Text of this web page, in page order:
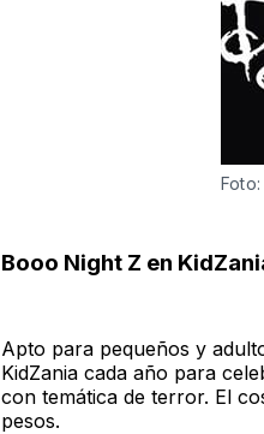
Booo Night Z en
Apto para pequeños y
KidZania cada año para
con temática de terror. El
pesos.